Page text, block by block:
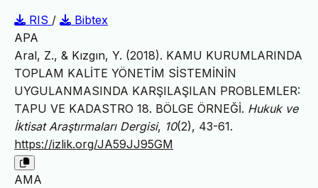
RIS /
Bibtex
APA
Aral, Z., & Kızgın, Y. (2018). KAMU KURUMLARINDA
TOPLAM KALİTE YÖNETİM SİSTEMİNİN
UYGULANMASINDA KARŞILAŞILAN PROBLEMLER:
TAPU VE KADASTRO 18. BÖLGE ÖRNEĞİ. Hukuk ve
İktisat Araştırmaları Dergisi, 10(2), 43-61.
https://izlik.org/JA59JJ95GM
AMA